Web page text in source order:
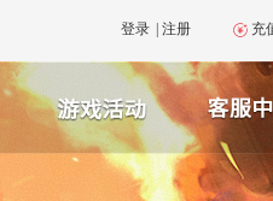
登录 注册 充